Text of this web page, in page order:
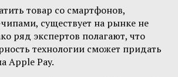
товар со смартфонов,
существует на рынке не
ряд экспертов полагают, что
технологии сможет придать
Apple Pay.